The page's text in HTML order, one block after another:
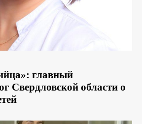
главный
Свердловской области о